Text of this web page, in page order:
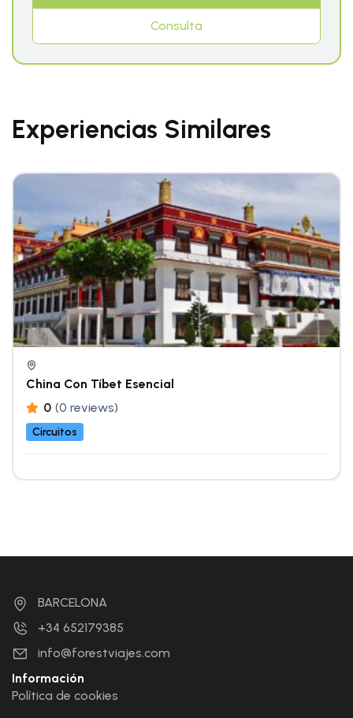
Consulta
Experiencias Similares
China Con Tíbet Esencial
0 (0 reviews)
Circuitos
BARCELONA
+34 652179385
info@forestviajes.com
Información
Política de cookies